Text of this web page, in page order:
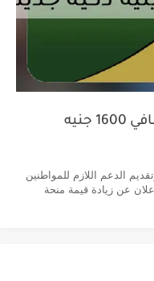
وزارة التموين تعلن عن دعم إضافي 1600 جنيه
الدعم اللازم للمواطنين
عن زيادة قيمة منحة